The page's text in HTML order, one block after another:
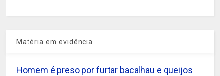
Matéria em evidência
Homem é preso por furtar bacalhau e queijos